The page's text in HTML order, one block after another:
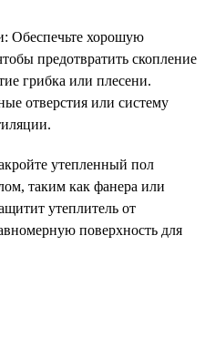
Обеспечьте хорошую
предотвратить скопление
грибка или плесени.
отверстия или систему
утепленный пол
таким как фанера или
утеплитель от
поверхность для